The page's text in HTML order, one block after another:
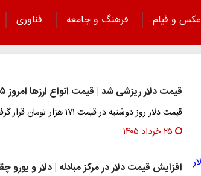
عکس و فیلم فرهنگ و جامعه
فناوری
قیمت دلار ریزشی شد | قیمت انواع ارزها امروز ۲۵ خرداد
قیمت دلار روز دوشنبه در قیمت ۱۷۱ هزار تومان قرار گرفت.
۲۵ خرداد ۱۴۰۵
افزایش قیمت دلار در مرکز مبادله | دلار و یورو